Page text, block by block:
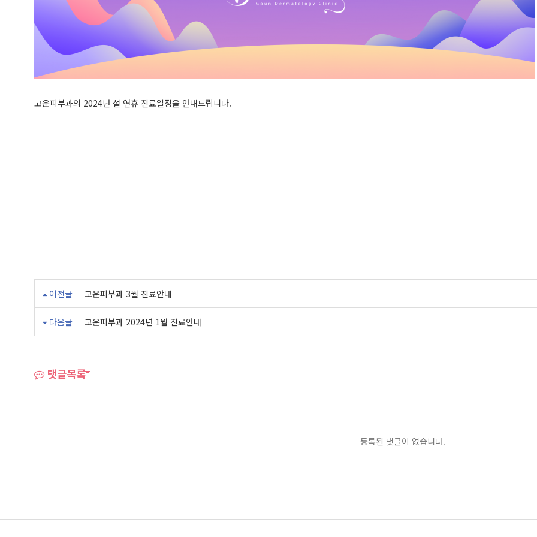
고운피부과의 2024년 설 연휴 진료일정을 안내드립니다.
이전글 고운피부과 3월 진료안내
다음글 고운피부과 2024년 1월 진료안내
댓글목록
등록된 댓글이 없습니다.